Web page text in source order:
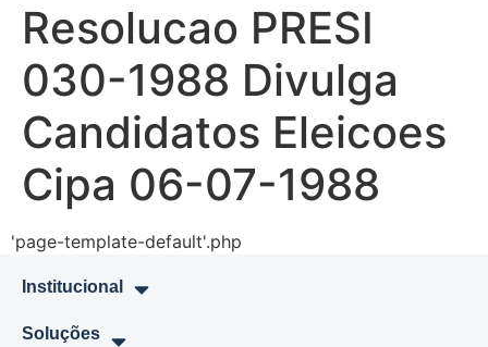
Resolucao PRESI
030-1988 Divulga
Candidatos Eleicoes
Cipa 06-07-1988
'page-template-default'.php
Institucional
Soluções